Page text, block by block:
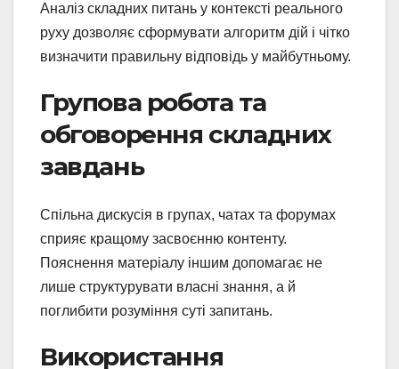
Аналіз складних питань у контексті реального
руху дозволяє сформувати алгоритм дій і чітко
визначити правильну відповідь у майбутньому.
Групова робота та
обговорення складних
завдань
Спільна дискусія в групах, чатах та форумах
сприяє кращому засвоєнню контенту.
Пояснення матеріалу іншим допомагає не
лише структурувати власні знання, а й
поглибити розуміння суті запитань.
Використання